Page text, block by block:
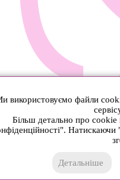
використовуємо файли
Більш детально про
Детальніше